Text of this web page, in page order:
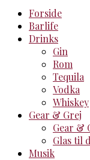
Forside
Barlife
Drinks
Gin
Rom
Tequila
Vodka
Whiskey
Gear & Grej
Gear &
Glas til
Musik